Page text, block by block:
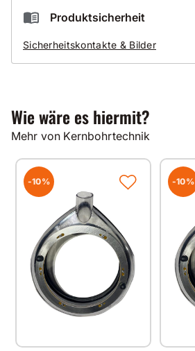
K50 Kernspindel für Core-Pusher
Produktsicherheit
Sicherheitskontakte & Bilder
Wie wäre es hiermit?
Mehr von Kernbohrtechnik
-10% -10%